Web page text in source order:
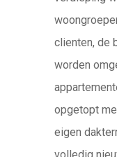
clienten, de
worden
opgetopt
eigen